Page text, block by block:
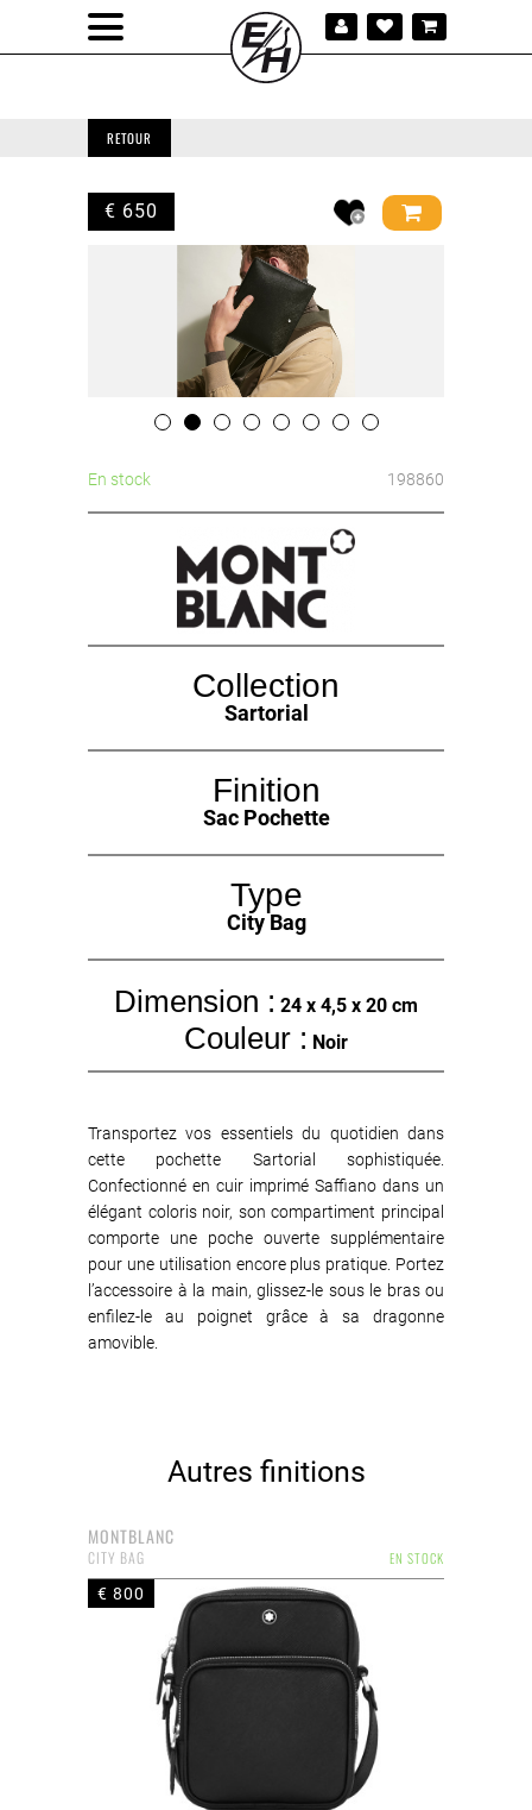
RETOUR
€ 650
En stock 198860
Collection
Sartorial
Finition
Sac Pochette
Type
City Bag
Dimension : 24 x 4,5 x 20 cm
Couleur : Noir
Transportez vos essentiels du quotidien dans
cette pochette Sartorial sophistiquée.
Confectionné en cuir imprimé Saffiano dans un
élégant coloris noir, son compartiment principal
comporte une poche ouverte supplémentaire
pour une utilisation encore plus pratique. Portez
l’accessoire à la main, glissez-le sous le bras ou
enfilez-le au poignet grâce à sa dragonne
amovible.
Autres finitions
MONTBLANC
EN STOCK
CITY BAG
€ 800